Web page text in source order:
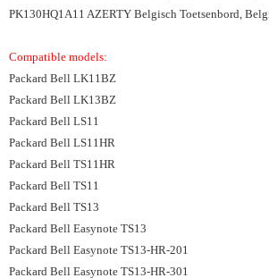
PK130HQ1A11 AZERTY Belgisch Toetsenbord,
Compatible models:
Packard Bell LK11BZ
Packard Bell LK13BZ
Packard Bell LS11
Packard Bell LS11HR
Packard Bell TS11HR
Packard Bell TS11
Packard Bell TS13
Packard Bell Easynote TS13
Packard Bell Easynote TS13-HR-201
Packard Bell Easynote TS13-HR-301